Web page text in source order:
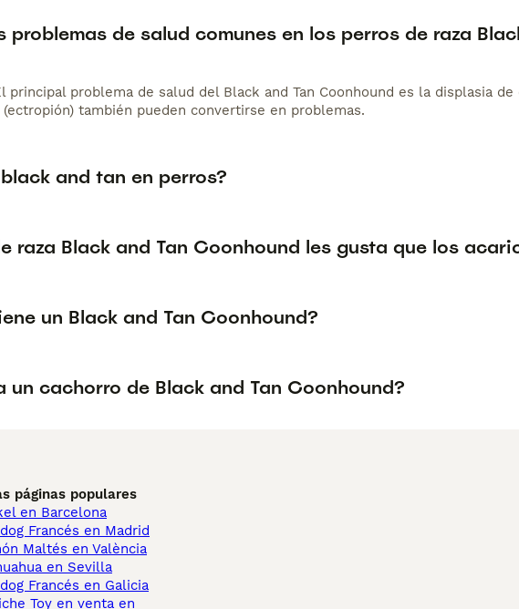
problemas de salud comunes en los perros de raza
principal problema de salud del Black and Tan Coonhound es la displasia
también pueden convertirse en problemas.
and tan en perros?
raza Black and Tan Coonhound les gusta que los
un Black and Tan Coonhound?
un cachorro de Black and Tan Coonhound?
páginas populares
en Barcelona
Francés en Madrid
Maltés en València
en Sevilla
Francés en Galicia
Toy en venta en